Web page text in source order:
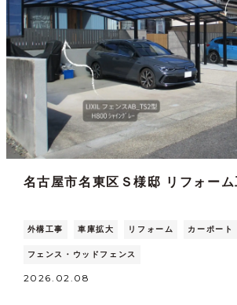
名古屋市名東区Ｓ様邸 リフォーム
外構工事 車庫拡大 リフォーム カーポート
フェンス・ウッドフェンス
2026.02.08